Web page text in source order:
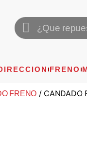
FRENO
FRENO / CANDADO